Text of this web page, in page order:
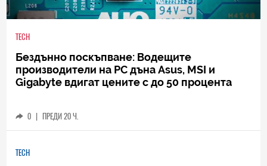
TECH
Бездънно поскъпване: Водещите
производители на РС дъна Asus, MSI и
Gigabyte вдигат цените с до 50 процента
0 | ПРЕДИ 20 Ч.
TECH